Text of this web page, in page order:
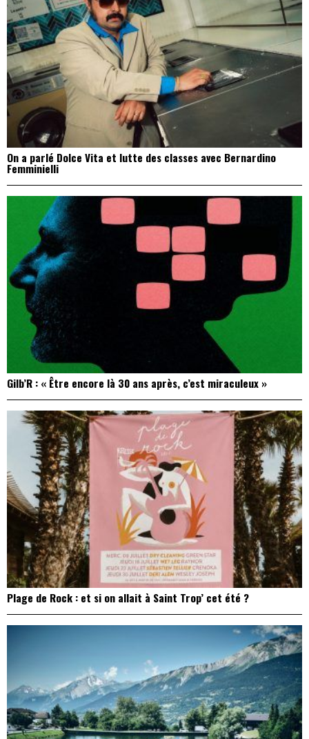
On a parlé Dolce Vita et lutte des classes avec Bernardino
Femminielli
Gilb’R : « Être encore là 30 ans après, c’est miraculeux »
Plage de Rock : et si on allait à Saint Trop’ cet été ?